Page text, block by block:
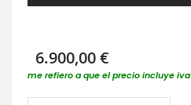
6.900,00 €
me refiero a que el precio incluye iva